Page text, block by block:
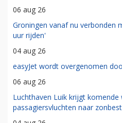
06 aug 26
Groningen vanaf nu verbonden
uur rijden'
04 aug 26
easyJet wordt overgenomen
06 aug 26
Luchthaven Luik krijgt komende
passagiersvluchten naar